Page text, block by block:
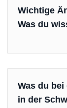
Wichtige
Was du
Was du
in der